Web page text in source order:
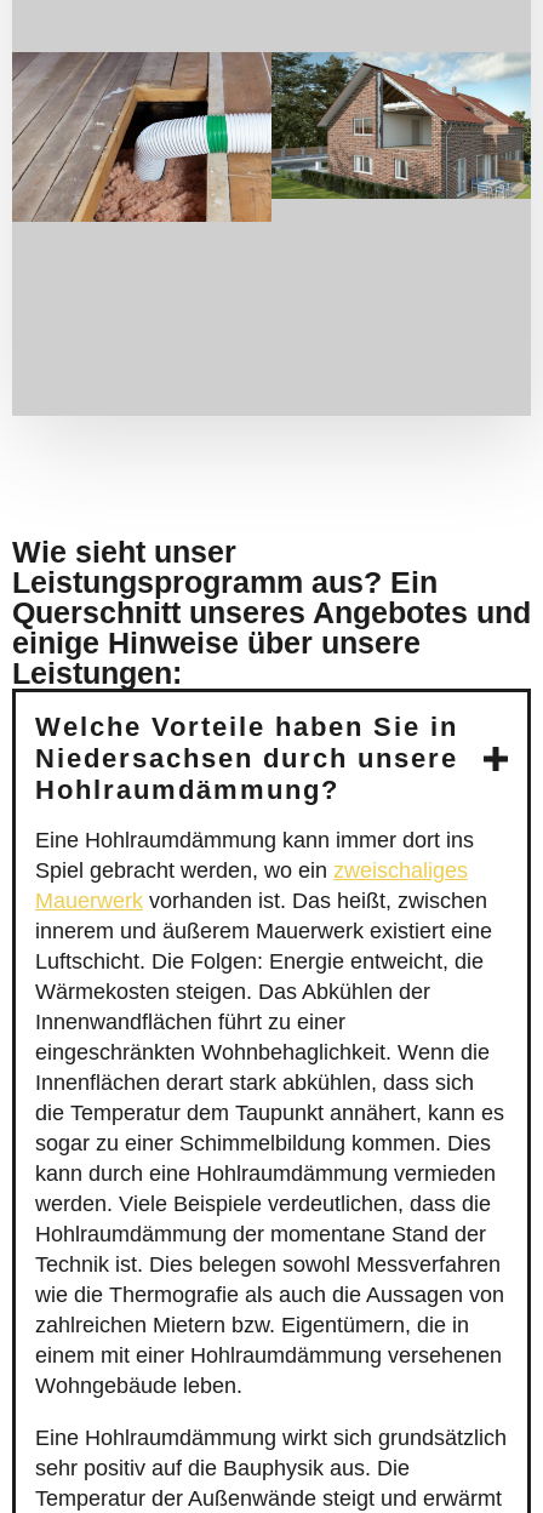
Wie sieht unser
Leistungsprogramm aus? Ein
Querschnitt unseres Angebotes und
einige Hinweise über unsere
Leistungen:
Welche Vorteile haben Sie in
Niedersachsen durch unsere
Hohlraumdämmung?
Eine Hohlraumdämmung kann immer dort ins
Spiel gebracht werden, wo ein zweischaliges
Mauerwerk vorhanden ist. Das heißt, zwischen
innerem und äußerem Mauerwerk existiert eine
Luftschicht. Die Folgen: Energie entweicht, die
Wärmekosten steigen. Das Abkühlen der
Innenwandflächen führt zu einer
eingeschränkten Wohnbehaglichkeit. Wenn die
Innenflächen derart stark abkühlen, dass sich
die Temperatur dem Taupunkt annähert, kann es
sogar zu einer Schimmelbildung kommen. Dies
kann durch eine Hohlraumdämmung vermieden
werden. Viele Beispiele verdeutlichen, dass die
Hohlraumdämmung der momentane Stand der
Technik ist. Dies belegen sowohl Messverfahren
wie die Thermografie als auch die Aussagen von
zahlreichen Mietern bzw. Eigentümern, die in
einem mit einer Hohlraumdämmung versehenen
Wohngebäude leben.
Eine Hohlraumdämmung wirkt sich grundsätzlich
sehr positiv auf die Bauphysik aus. Die
Temperatur der Außenwände steigt und erwärmt